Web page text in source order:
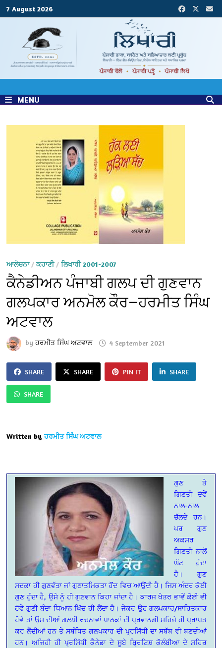
7 August 2026
MENU
ਆਲੋਚਨਾ/ਕਹਾਣੀ/ਲਿਖਾਰੀ 2001-2007
ਕੈਨੇਡੀਅਨ ਪੰਜਾਬੀ ਗਲਪ ਦੀ ਗੁਣਵਾਨ
ਗਲਪਕਾਰ ਅਨਮੋਲ ਕੌਰ—ਹਰਮੀਤ ਸਿੰਘ
ਅਟਵਾਲ
byਹਰਮੀਤ ਸਿੰਘ ਅਟਵਾਲ 4 September 2021
SHARE SHARE PIN IT SHARE
SHARE
Written by ਹਰਮੀਤ ਸਿੰਘ ਅਟਵਾਲ
ਗੁਣ ਤੇ
ਗਿਣਤੀ ਦੋਵੇਂ
ਨਾਲ-ਨਾਲ
ਚੱਲਦੇ ਹਨ।
ਪਰ ਗੁਣ
ਅਕਸਰ
ਗਿਣਤੀ ਨਾਲੋਂ
ਘੱਟ ਹੁੰਦਾ
ਹੈ। ਗੁਣ
ਸਦਕਾ ਹੀ ਗੁਣਵੱਤਾ ਜਾਂ ਗੁਣਾਤਮਿਕਤਾ ਹੋਂਦ ਵਿਚ ਆਉਂਦੀ ਹੈ। ਜਿਸ ਅੰਦਰ ਕੋਈ
ਗੁਣ ਹੁੰਦਾ ਹੈ, ਉਸੇ ਨੂੰ ਹੀ ਗੁਣਵਾਨ ਕਿਹਾ ਜਾਂਦਾ ਹੈ। ਕਾਰਜ ਖੇਤਰ ਭਾਵੇਂ ਕੋਈ ਵੀ
ਹੋਵੇ ਗੁਣੀ ਬੰਦਾ ਧਿਆਨ ਖਿੱਚ ਹੀ ਲੈਂਦਾ ਹੈ। ਜੇਕਰ ਉਹ ਗਲਪਕਾਰ/ਸਾਹਿਤਕਾਰ
ਹੋਵੇ ਤਾਂ ਉਸ ਦੀਆਂ ਗਲਪੀ ਰਚਨਾਵਾਂ ਪਾਠਕਾਂ ਦੀ ਪ੍ਰਵਾਨਗੀ ਸਹਿਜੇ ਹੀ ਪ੍ਰਾਪਤ
ਕਰ ਲੈਂਦੀਆਂ ਹਨ ਤੇ ਸਬੰਧਿਤ ਗਲਪਕਾਰ ਦੀ ਪ੍ਰਸਿੱਧੀ ਦਾ ਸਬੱਬ ਵੀ ਬਣਦੀਆਂ
ਹਨ। ਅਜਿਹੀ ਹੀ ਪ੍ਰਸਿੱਧੀ ਕੈਨੇਡਾ ਦੇ ਸੂਬੇ ਬ੍ਰਿਟਿਸ਼ ਕੋਲੰਬੀਆ ਦੇ ਸ਼ਹਿਰ